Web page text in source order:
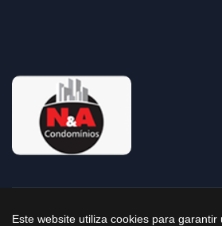
©2025 Todos os Direitos Reservados à
Este website utiliza cookies para